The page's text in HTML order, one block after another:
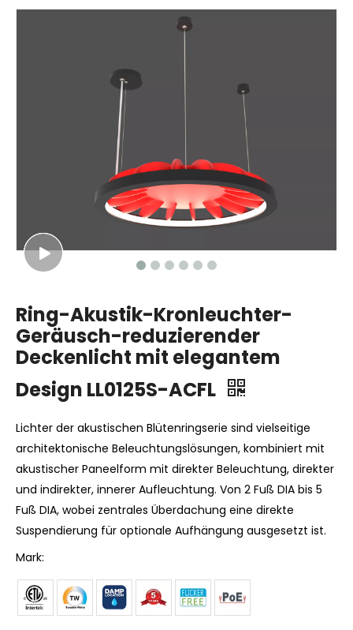
Ring-Akustik-Kronleuchter-
Geräusch-reduzierender
Deckenlicht mit elegantem
Design LL0125S-ACFL
Lichter der akustischen Blütenringserie sind vielseitige
architektonische Beleuchtungslösungen, kombiniert mit
akustischer Paneelform mit direkter Beleuchtung, direkter
und indirekter, innerer Aufleuchtung. Von 2 Fuß DIA bis 5
Fuß DIA, wobei zentrales Überdachung eine direkte
Suspendierung für optionale Aufhängung ausgesetzt ist.
Mark: